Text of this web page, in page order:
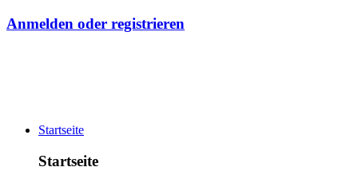
Anmelden oder registrieren
Startseite
Startseite